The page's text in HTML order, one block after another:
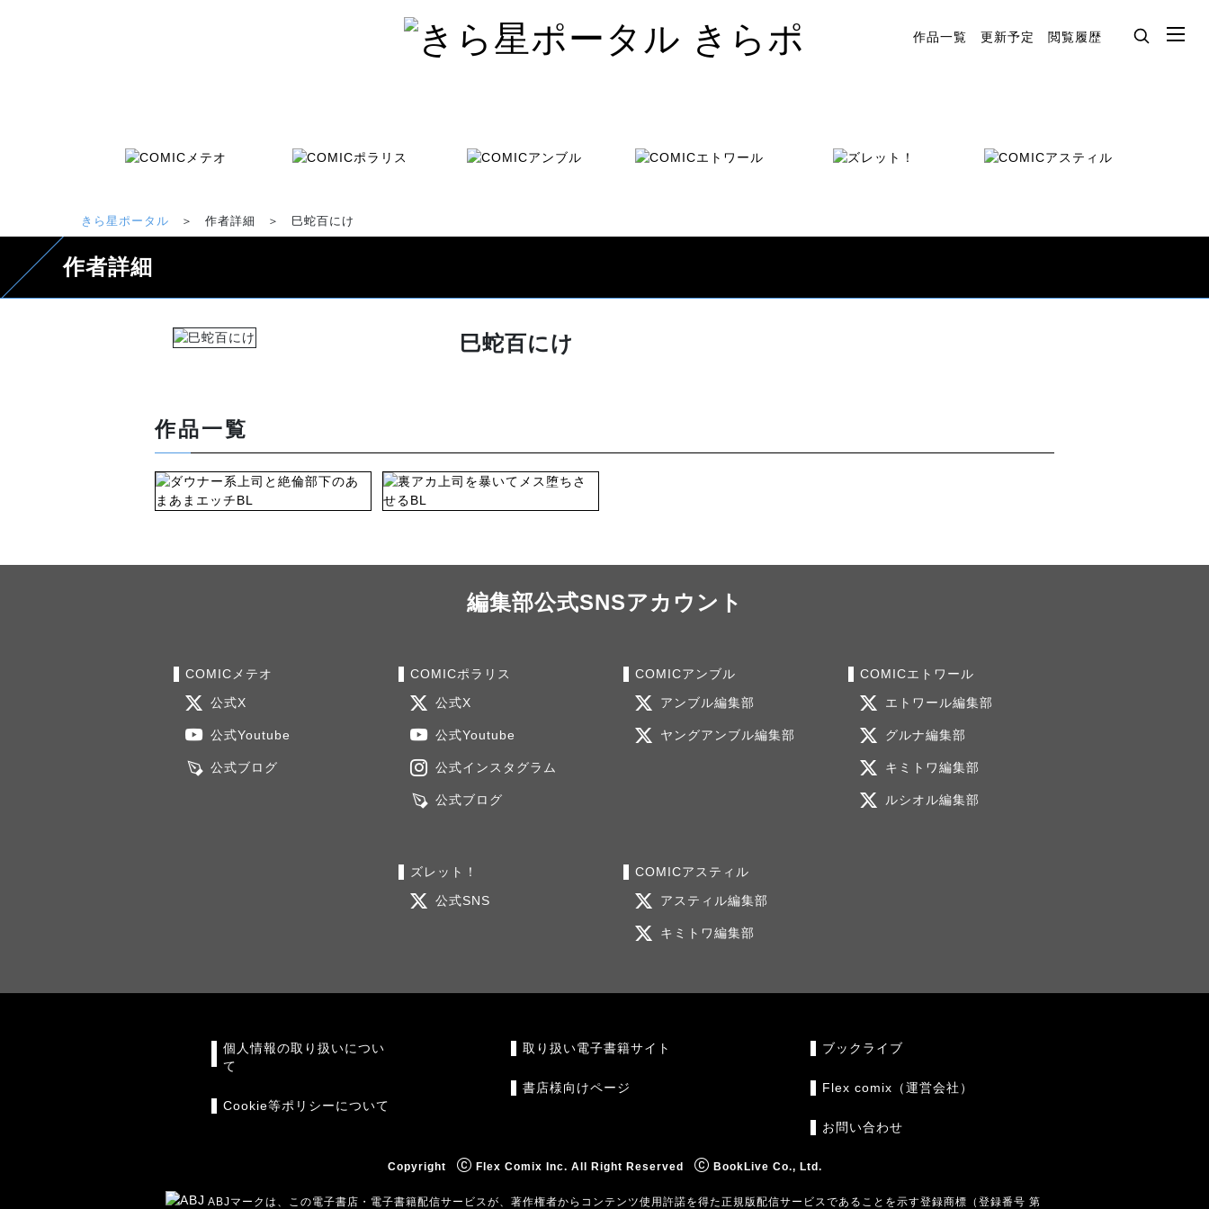
作品一覧 更新予定 閲覧履歴
きら星ポータル ＞ 作者詳細 ＞ 巳蛇百にけ
作者詳細
巳蛇百にけ
作品一覧
編集部公式SNSアカウント
COMICメテオ
公式X
公式Youtube
公式ブログ
COMICポラリス
公式X
公式Youtube
公式インスタグラム
公式ブログ
COMICアンブル
アンブル編集部
ヤングアンブル編集部
COMICエトワール
エトワール編集部
グルナ編集部
キミトワ編集部
ルシオル編集部
ズレット！
公式SNS
COMICアスティル
アスティル編集部
キミトワ編集部
個人情報の取り扱いについ
て
Cookie等ポリシーについて
取り扱い電子書籍サイト
書店様向けページ
ブックライブ
Flex comix（運営会社）
お問い合わせ
Copyright Flex Comix Inc. All Right Reserved BookLive Co., Ltd.
ABJマークは、この電子書店・電子書籍配信サービスが、著作権者からコンテンツ使用許諾を得た正規版配信サービスであることを示す登録商標（登録番号 第